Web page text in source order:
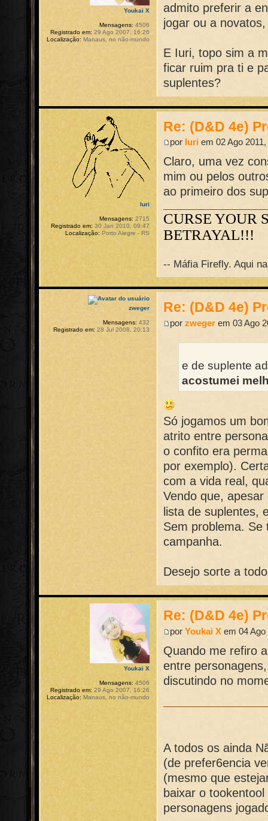
admito preferir a
jogar ou a
E Iuri, topo sim a
ficar ruim pra ti e
suplentes?
Youkai X
Mensagens: 4506
Registrado em: 29 Ago 2007, 16:26
Localização: Manaus, no não-mundo
Re: (D&D 4e)
por Iuri em 02 Ago
Claro, uma vez
mim ou pelos
ao primeiro dos
CURSE YOUR
BETRAYAL!!!
-- Máfia Firefly. Aqui
Iuri
Mensagens: 2715
Registrado em: 30 Jan 2010, 09:47
Localização: Porto Alegre - RS
Re: (D&D 4e)
porzweger em 03 Ago
e de suplente
acostumei
Só jogamos um
atrito entre
o confito era
por exemplo).
com a vida real,
Vendo que,
lista de suplentes,
Sem problema.
campanha.
Desejo sorte a
zweger
Mensagens: 432
Registrado em: 28 Jul 2008, 20:13
Re: (D&D 4e)
porYoukai X em 04 Ago
Quando me refiro
entre
discutindo no
A todos os ainda
(de prefer6encia
(mesmo que
baixar o
personagens
Youkai X
Mensagens: 4506
Registrado em: 29 Ago 2007, 16:26
Localização: Manaus, no não-mundo